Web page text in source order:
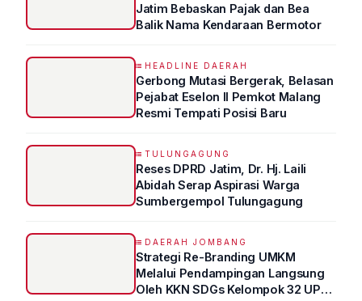
Jatim Bebaskan Pajak dan Bea
Balik Nama Kendaraan Bermotor
HEADLINE DAERAH
Gerbong Mutasi Bergerak, Belasan
Pejabat Eselon II Pemkot Malang
Resmi Tempati Posisi Baru
TULUNGAGUNG
Reses DPRD Jatim, Dr. Hj. Laili
Abidah Serap Aspirasi Warga
Sumbergempol Tulungagung
DAERAH JOMBANG
Strategi Re-Branding UMKM
Melalui Pendampingan Langsung
Oleh KKN SDGs Kelompok 32 UPN